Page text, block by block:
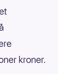
kroner.